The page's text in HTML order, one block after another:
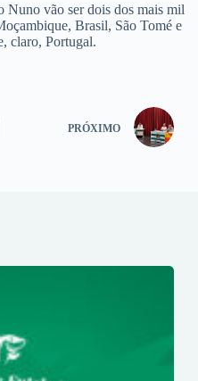
Nuno vão ser dois dos mais mil
Brasil, São Tomé e
claro, Portugal.
PRÓXIMO